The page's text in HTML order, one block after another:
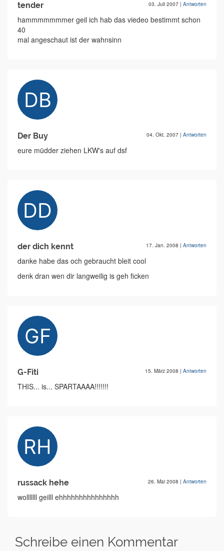
tender 03. Juli 2007 | Antworten
hammmmmmmer geil ich hab das viedeo bestimmt schon
40
mal angeschaut ist der wahnsinn
Der Buy 04. Okt. 2007 | Antworten
eure müdder ziehen LKW's auf dsf
der dich kennt 17. Jan. 2008 | Antworten
danke habe das och gebraucht bleit cool
denk dran wen dir langweilig is geh ficken
G-Fiti 15. März 2008 | Antworten
THIS... is... SPARTAAAA!!!!!!!
russack hehe 26. Mai 2008 | Antworten
wolllllll geilll ehhhhhhhhhhhhhhh
Schreibe einen Kommentar